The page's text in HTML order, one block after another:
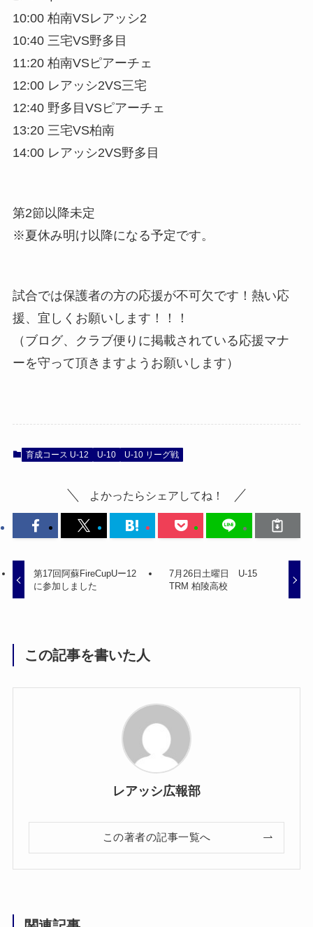
10:00 柏南VSレアッシ2
10:40 三宅VS野多目
11:20 柏南VSピアーチェ
12:00 レアッシ2VS三宅
12:40 野多目VSピアーチェ
13:20 三宅VS柏南
14:00 レアッシ2VS野多目
第2節以降未定
※夏休み明け以降になる予定です。
試合では保護者の方の応援が不可欠です！熱い応
援、宜しくお願いします！！！
（ブログ、クラブ便りに掲載されている応援マナ
ーを守って頂きますようお願いします）
育成コース U-12 U-10 U-10 リーグ戦
よかったらシェアしてね！
第17回阿蘇FireCupUー12
に参加しました
7月26日土曜日 U-15
TRM 柏陵高校
この記事を書いた人
レアッシ広報部
この著者の記事一覧へ